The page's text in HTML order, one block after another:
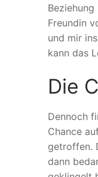
Freundin
und mir
kann das
Die
Dennoch
Chance
getroffen.
dann